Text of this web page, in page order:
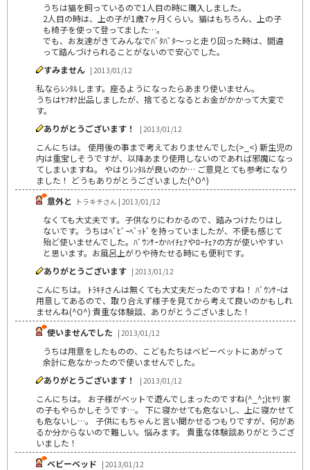
うちは猫を飼っているので1人目の時に購入しました。
2人目の時は、上の子が1歳7ヶ月くらい。猫はもちろん、上の子
も椅子を使って登ってました…。
でも、お友達がきてみんなでﾊﾞﾀﾊﾞﾀ～っと走り回った時は、間違
って踏んづけられることがないので安心でした。
すみません | 2013/01/12
私ならﾚﾝﾀﾙします。座るようになったらあまり使いません。
うちはﾔﾌｵｸ出品しましたが、捨てるとなるとお金がかかって大変で
す。
ありがとうございます！
| 2013/01/12
こんにちは。 使用後の事まで考えておりませんでした(>_<) 新生児の
内は重宝しそうですが、以降あまり使用しないのであれば邪魔になっ
てしまいますね。 やはりﾚﾝﾀﾙが良いのか… ご意見とても参考になり
ました！ どうもありがとうございました(^O^)
意外と
トラキチさん | 2013/01/12
なくても大丈夫です。子供なりにわかるので、踏みつけたりはし
ないです。うちはﾍﾞﾋﾞｰﾍﾞｯﾄﾞを持っていましたが、不便も感じて
殆ど使いませんでした。ﾊﾞｳﾝｻｰかﾊｲﾁｪｱやﾛｰﾁｪｱの方が使いやすい
と思います。お風呂上がりや待たせる時にも便利です。
ありがとうございます | 2013/01/12
こんにちは。 ﾄﾗｷﾁさんは無くても大丈夫だったのですね！ ﾊﾞｳﾝｻｰは
用意してあるので、取り合えず様子を見てから考えて良いのかもしれ
ませんね(^O^) 貴重な体験談、ありがとうございました！
使いませんでした | 2013/01/12
うちは用意をしたものの、こどもたちはベビーベットにあがって
余計に危なかったので使いませんでした。
ありがとうございます！
| 2013/01/12
こんにちは。 お子様がベットで遊んでしまったのですね(^_^;)ﾋﾔﾘ 家
の子もやらかしそうです…。 下に寝かせても危ないし、上に寝かせて
も危ないし…。 子供にもちゃんと言い聞かせるつもりですが、何があ
るか分からないので難しい。悩みます。 貴重な体験談ありがとうござ
いました！
ベビーベッド | 2013/01/12